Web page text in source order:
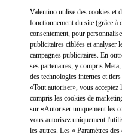
Valentino utilise des cookies et
fonctionnement du site (grâce à
consentement, pour
publicitaires ciblées et analyser
campagnes publicitaires. En
ses partenaires, y compris
des technologies internes et
«Tout autoriser», vous
compris les cookies de
sur «Autoriser uniquement les
vous autorisez uniquement
les autres. Les « Paramètres